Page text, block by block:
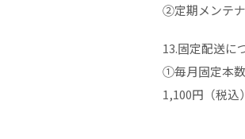
②定期メンテナ
13.固定配送に
①毎月固定本
1,100円（税込